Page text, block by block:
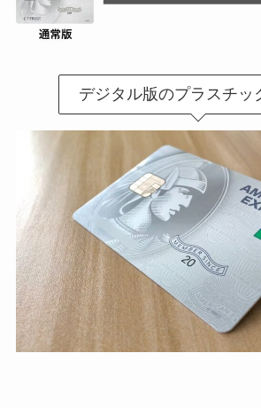
デジタル版のプラスチッ